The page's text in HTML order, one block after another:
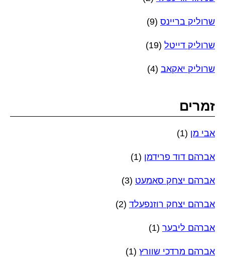
שרוליק בריינס (9)
שרוליק דייטל (19)
שרוליק יאקאב (4)
זמרים
אבי מן (1)
אברהם דוד פרידמן (1)
אברהם יצחק סאמעט (3)
אברהם יצחק רוזנפעלד (2)
אברהם ליבער (1)
אברהם מרדכי שוורץ (1)